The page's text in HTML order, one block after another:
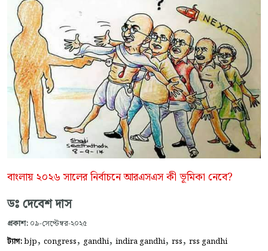
বাংলায় ২০২৬ সালের নির্বাচনে আরএসএস কী ভূমিকা নেবে?
ডঃ দেবেশ দাস
প্রকাশ: ০৯-সেপ্টেম্বর-২০২৫
ট্যাগ:bjp, congress, gandhi, indira gandhi, rss, rss gandhi